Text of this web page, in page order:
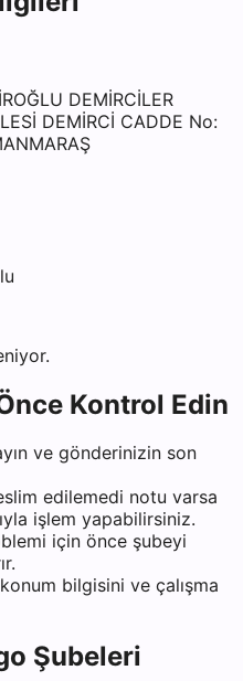
DEMİRCİLER
DEMİRCİ CADDE No:
Kontrol Edin
ve gönderinizin son
edilemedi notu varsa
işlem yapabilirsiniz.
için önce şubeyi
bilgisini ve çalışma
Şubeleri